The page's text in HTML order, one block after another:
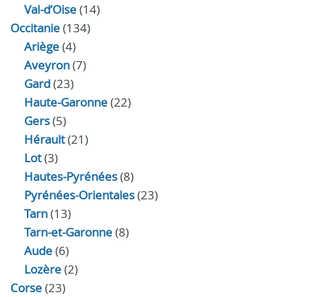
Val-d’Oise(14)
Occitanie(134)
Ariège(4)
Aveyron(7)
Gard(23)
Haute-Garonne(22)
Gers(5)
Hérault(21)
Lot(3)
Hautes-Pyrénées(8)
Pyrénées-Orientales(23)
Tarn(13)
Tarn-et-Garonne(8)
Aude(6)
Lozère(2)
Corse(23)